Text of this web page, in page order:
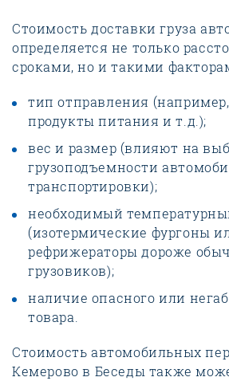
Стоимость доставки груза
определяется не только
сроками, но и такими
тип отправления
продукты питания и т.д.);
вес и размер (влияют на
грузоподъемности
транспортировки);
необходимый
(изотермические фургоны
рефрижераторы дороже
грузовиков);
наличие опасного или
товара.
Стоимость автомобильных
Кемерово в Беседы также